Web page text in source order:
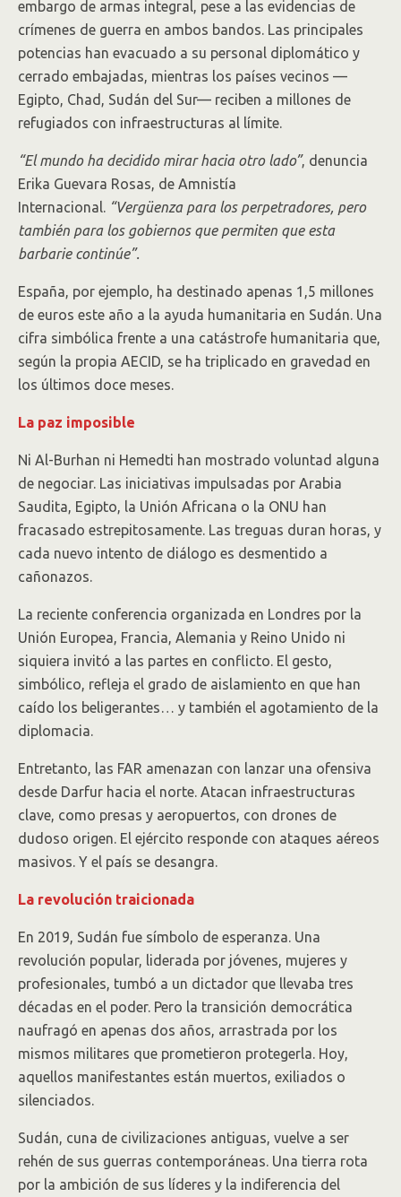
embargo de armas integral, pese a las evidencias de
crímenes de guerra en ambos bandos. Las principales
potencias han evacuado a su personal diplomático y
cerrado embajadas, mientras los países vecinos —
Egipto, Chad, Sudán del Sur— reciben a millones de
refugiados con infraestructuras al límite.
“El mundo ha decidido mirar hacia otro lado”, denuncia
Erika Guevara Rosas, de Amnistía
Internacional. “Vergüenza para los perpetradores, pero
también para los gobiernos que permiten que esta
barbarie continúe”.
España, por ejemplo, ha destinado apenas 1,5 millones
de euros este año a la ayuda humanitaria en Sudán. Una
cifra simbólica frente a una catástrofe humanitaria que,
según la propia AECID, se ha triplicado en gravedad en
los últimos doce meses.
La paz imposible
Ni Al-Burhan ni Hemedti han mostrado voluntad alguna
de negociar. Las iniciativas impulsadas por Arabia
Saudita, Egipto, la Unión Africana o la ONU han
fracasado estrepitosamente. Las treguas duran horas, y
cada nuevo intento de diálogo es desmentido a
cañonazos.
La reciente conferencia organizada en Londres por la
Unión Europea, Francia, Alemania y Reino Unido ni
siquiera invitó a las partes en conflicto. El gesto,
simbólico, refleja el grado de aislamiento en que han
caído los beligerantes… y también el agotamiento de la
diplomacia.
Entretanto, las FAR amenazan con lanzar una ofensiva
desde Darfur hacia el norte. Atacan infraestructuras
clave, como presas y aeropuertos, con drones de
dudoso origen. El ejército responde con ataques aéreos
masivos. Y el país se desangra.
La revolución traicionada
En 2019, Sudán fue símbolo de esperanza. Una
revolución popular, liderada por jóvenes, mujeres y
profesionales, tumbó a un dictador que llevaba tres
décadas en el poder. Pero la transición democrática
naufragó en apenas dos años, arrastrada por los
mismos militares que prometieron protegerla. Hoy,
aquellos manifestantes están muertos, exiliados o
silenciados.
Sudán, cuna de civilizaciones antiguas, vuelve a ser
rehén de sus guerras contemporáneas. Una tierra rota
por la ambición de sus líderes y la indiferencia del